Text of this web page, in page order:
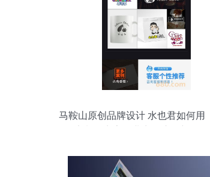
马鞍山原创品牌设计 水也君如何用